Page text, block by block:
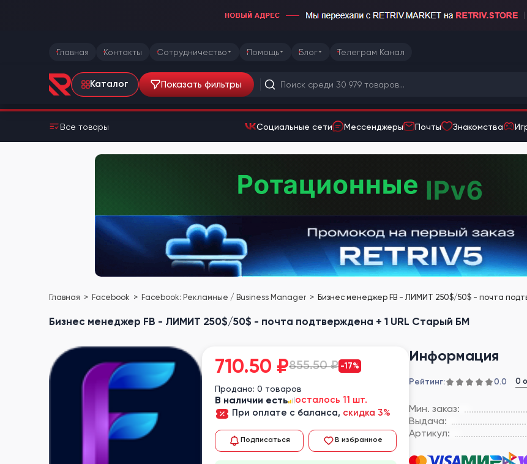
Главная Контакты Сотрудничество Помощь Блог Телеграм Канал
Каталог Показать фильтры
Все товары Социальные сети Мессенджеры Почты Знакомства
Главная Facebook Facebook: Рекламные / Business Manager Бизнес менеджер FB - ЛИМИТ 250$/50$ - почта
Бизнес менеджер FB - ЛИМИТ 250$/50$ - почта подтверждена + 1 URL Старый БМ
Информация
Рейтинг: 0.0 0
Мин. заказ:
Выдача:
Артикул:
710.50 ₽855.50 ₽ -17%
Продано: 0 товаров
В наличии есть
осталось 11 шт.
При оплате с баланса, скидка 3%
Подписаться В избранное